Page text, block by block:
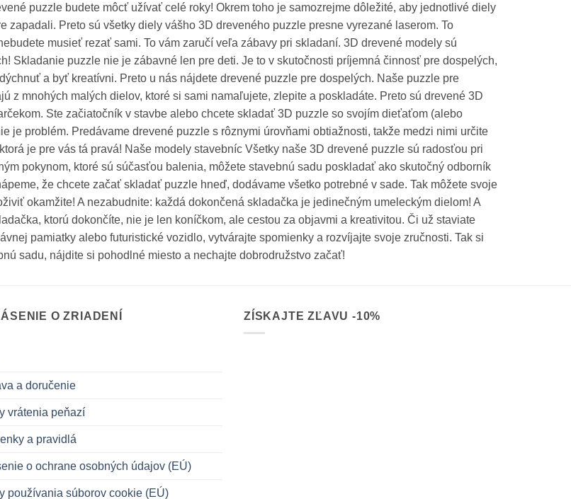
puzzle budete môcť užívať celé roky! Okrem toho je samozrejme dôležité, aby jednotlivé diely
zapadali. Preto sú všetky diely vášho 3D dreveného puzzle presne vyrezané laserom. To
musieť rezať sami. To vám zaručí veľa zábavy pri skladaní. 3D drevené modely sú
Skladanie puzzle nie je zábavné len pre deti. Je to v skutočnosti príjemná činnosť pre dospelých,
a byť kreatívni. Preto u nás nájdete drevené puzzle pre dospelých. Naše puzzle pre
z mnohých malých dielov, ktoré si sami namaľujete, zlepite a poskladáte. Preto sú drevené 3D
Ste začiatočník v stavbe alebo chcete skladať 3D puzzle so svojím dieťaťom (alebo
je problém. Predávame drevené puzzle s rôznymi úrovňami obtiažnosti, takže medzi nimi určite
je pre vás tá pravá! Naše modely stavebníc Všetky naše 3D drevené puzzle sú radosťou pri
pokynom, ktoré sú súčasťou balenia, môžete stavebnú sadu poskladať ako skutočný odborník
že chcete začať skladať puzzle hneď, dodávame všetko potrebné v sade. Tak môžete svoje
okamžite! A nezabudnite: každá dokončená skladačka je jedinečným umeleckým dielom! A
ktorú dokončíte, nie je len koníčkom, ale cestou za objavmi a kreativitou. Či už staviate
pamiatky alebo futuristické vozidlo, vytvárajte spomienky a rozvíjajte svoje zručnosti. Tak si
sadu, nájdite si pohodlné miesto a nechajte dobrodružstvo začať!
O ZRIADENÍ
a doručenie
vrátenia peňazí
a pravidlá
o ochrane osobných údajov (EÚ)
používania súborov cookie (EÚ)
ZÍSKAJTE ZĽAVU -10%